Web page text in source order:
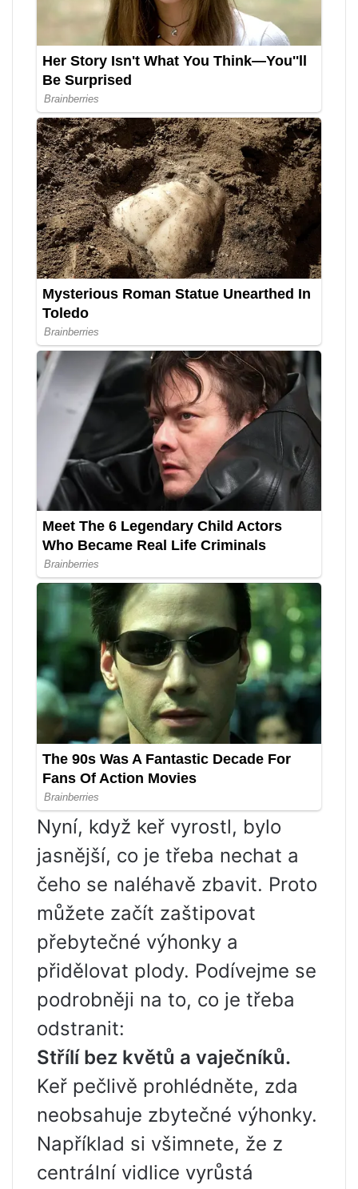
Nyní, když keř vyrostl, bylo
jasnější, co je třeba nechat a
čeho se naléhavě zbavit. Proto
můžete začít zaštipovat
přebytečné výhonky a
přidělovat plody. Podívejme se
podrobněji na to, co je třeba
odstranit:
Střílí bez květů a vaječníků.
Keř pečlivě prohlédněte, zda
neobsahuje zbytečné výhonky.
Například si všimnete, že z
centrální vidlice vyrůstá